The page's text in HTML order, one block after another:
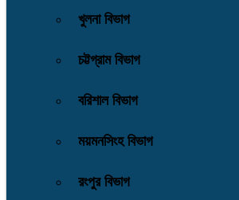
খুলনা বিভাগ
চট্টগ্রাম বিভাগ
বরিশাল বিভাগ
ময়মনসিংহ বিভাগ
রংপুর বিভাগ